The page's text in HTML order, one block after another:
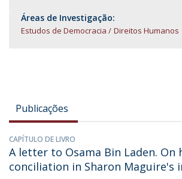
Áreas de Investigação:
Estudos de Democracia Direitos Humanos
Publicações
CAPÍTULO DE LIVRO
A letter to Osama Bin Laden. On
conciliation in Sharon Maguire's